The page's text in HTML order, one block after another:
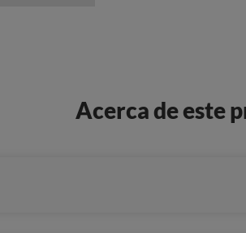
Acerca de este